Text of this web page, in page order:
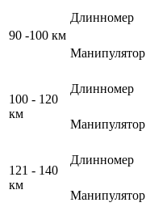
90 -100 км
Длинномер
Манипулятор
100 - 120
км
Длинномер
Манипулятор
121 - 140
км
Длинномер
Манипулятор